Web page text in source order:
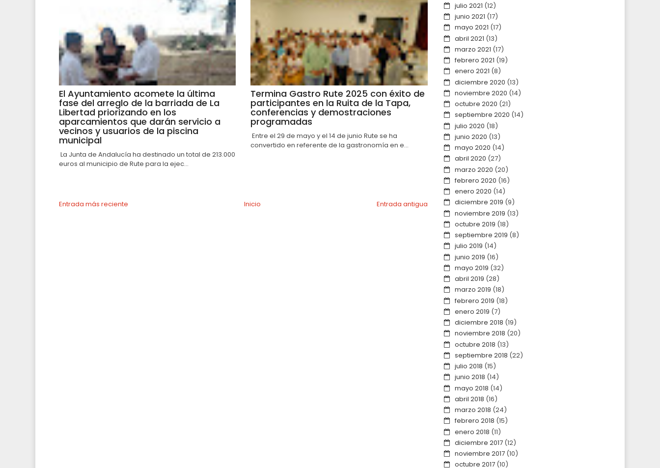
El Ayuntamiento acomete la última
fase del arreglo de la barriada de La
Libertad priorizando en los
aparcamientos que darán servicio a
vecinos y usuarios de la piscina
municipal
La Junta de Andalucía ha destinado un total de 213.000
euros al municipio de Rute para la ejec...
Termina Gastro Rute 2025 con éxito de
participantes en la Ruita de la Tapa,
conferencias y demostraciones
programadas
Entre el 29 de mayo y el 14 de junio Rute se ha
convertido en referente de la gastronomía en e...
Entrada más reciente Entrada antigua
Inicio
julio 2021 (12)
junio 2021 (17)
mayo 2021 (17)
abril 2021 (13)
marzo 2021 (17)
febrero 2021 (19)
enero 2021 (8)
diciembre 2020 (13)
noviembre 2020 (14)
octubre 2020 (21)
septiembre 2020 (14)
julio 2020 (18)
junio 2020 (13)
mayo 2020 (14)
abril 2020 (27)
marzo 2020 (20)
febrero 2020 (16)
enero 2020 (14)
diciembre 2019 (9)
noviembre 2019 (13)
octubre 2019 (18)
septiembre 2019 (8)
julio 2019 (14)
junio 2019 (16)
mayo 2019 (32)
abril 2019 (28)
marzo 2019 (18)
febrero 2019 (18)
enero 2019 (7)
diciembre 2018 (19)
noviembre 2018 (20)
octubre 2018 (13)
septiembre 2018 (22)
julio 2018 (15)
junio 2018 (14)
mayo 2018 (14)
abril 2018 (16)
marzo 2018 (24)
febrero 2018 (15)
enero 2018 (11)
diciembre 2017(12)
noviembre 2017(10)
octubre 2017(10)